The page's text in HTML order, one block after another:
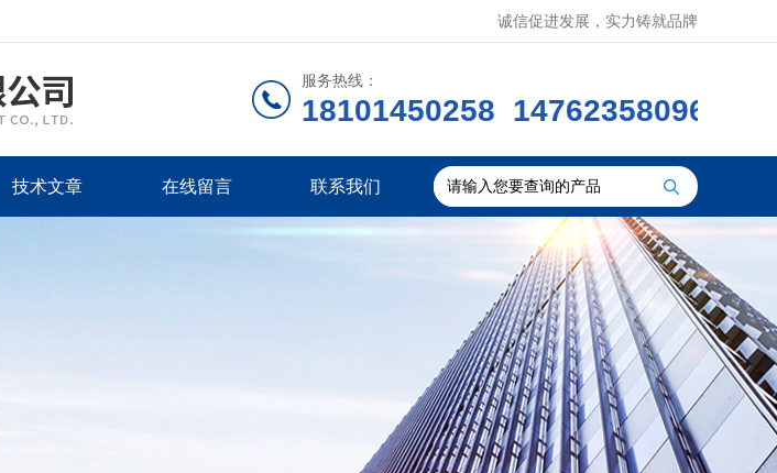
诚信促进发展，实力铸就品牌
服务热线：
18101450258 14762358096
技术文章 在线留言 联系我们